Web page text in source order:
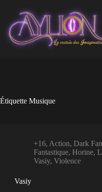
contenu
Étiquette Musique
+16, Action, Dark
Fantastique, Horine,
Vasiy, Violence
Vasiy